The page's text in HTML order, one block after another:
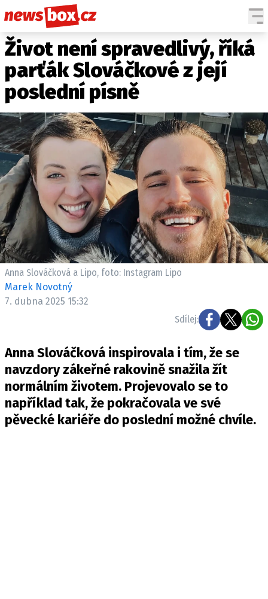
DOMÁCÍ
ZAHRANIČÍ
POČASÍ
KRIMI
EKONOMIKA
KULTURA
SPOLEČNOST
SPORT
ČESKÉ CELEBRITY
SVĚTOVÉ CELEBRITY
SLEDUJTE NÁS NA|
Máte příběh, fotku nebo video?
Pošlete e-mail na newsbox.cz
KONTAKT
VYDAVATEL
INZERCE
OSOBNÍ ÚDAJE / COOKIES
VOLNÁ MÍSTA
Život není spravedlivý, říká
parťák Slováčkové z její
poslední písně
Anna Slováčková a Lipo, foto: Instagram Lipo
Marek Novotný
7. dubna 2025 15:32
Sdílej:
Anna Slováčková inspirovala i tím, že se
navzdory zákeřné rakovině snažila žít
normálním životem. Projevovalo se to
například tak, že pokračovala ve své
pěvecké kariéře do poslední možné chvíle.